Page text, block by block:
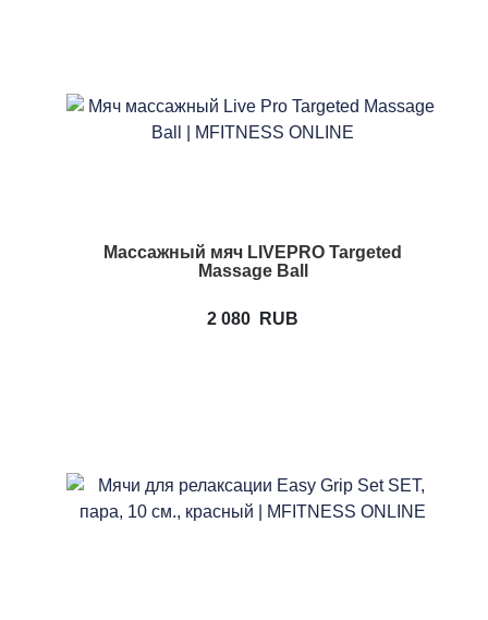
Массажный мяч LIVEPRO Targeted
Massage Ball
2 080 RUB